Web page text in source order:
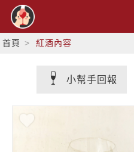
首頁 紅酒內容
小幫手回報